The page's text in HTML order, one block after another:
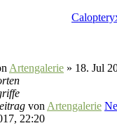
Artengalerie » 18. Jul
von Artengalerie
22:20